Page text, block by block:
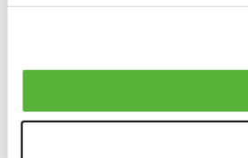
Remleidingen
Remvloeistoffen
0producten beschikbaar